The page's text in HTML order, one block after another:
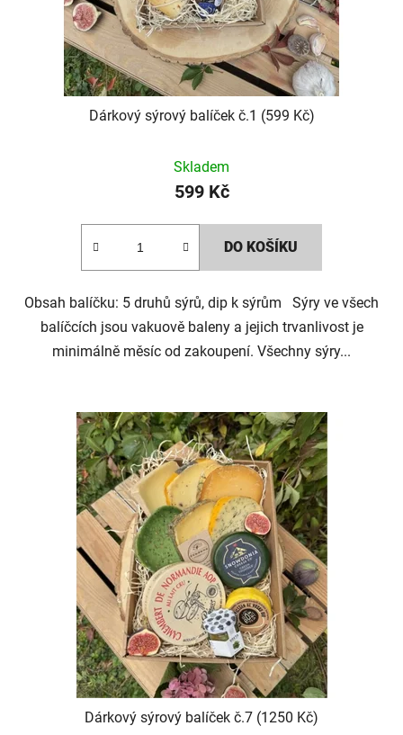
Dárkový sýrový balíček č.1 (599 Kč)
Skladem
599 Kč
DO KOŠÍKU
Obsah balíčku: 5 druhů sýrů, dip k sýrům Sýry ve všech
balíčcích jsou vakuově baleny a jejich trvanlivost je
minimálně měsíc od zakoupení. Všechny sýry...
Dárkový sýrový balíček č.7 (1250 Kč)